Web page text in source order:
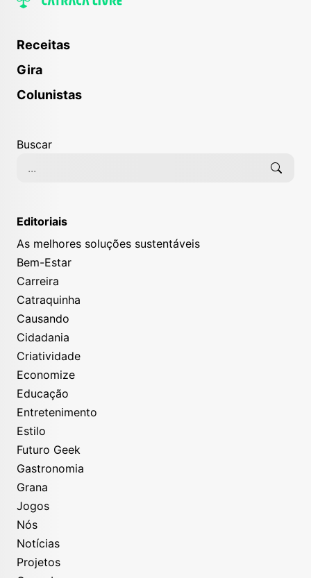
Receitas
Gira
Colunistas
Buscar
Editoriais
As melhores soluções sustentáveis
Bem-Estar
Carreira
Catraquinha
Causando
Cidadania
Criatividade
Economize
Educação
Entretenimento
Estilo
Futuro Geek
Gastronomia
Grana
Jogos
Nós
Notícias
Projetos